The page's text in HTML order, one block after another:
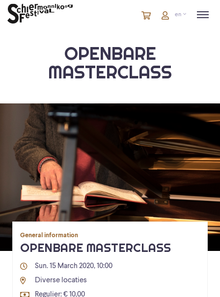
CartitemsCarten
OPENBARE
MASTERCLASS
General information
OPENBARE MASTERCLASS
Sun. 15 March 2020, 10:00
Diverse locaties
Regulier: € 10,00